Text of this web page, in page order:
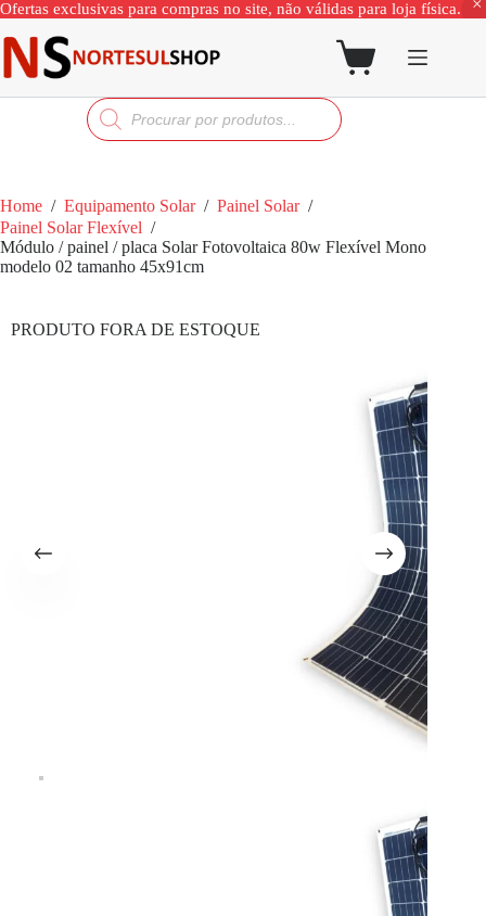
Ofertas exclusivas para compras no site, não válidas para loja física.
Home / Equipamento Solar / Painel Solar /
Painel Solar Flexível /
Módulo / painel / placa Solar Fotovoltaica 80w Flexível Mono
modelo 02 tamanho 45x91cm
PRODUTO FORA DE ESTOQUE